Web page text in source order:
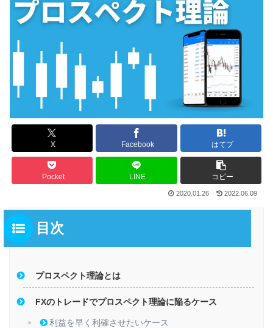
X Facebook はてブ
Pocket LINE コピー
2020.01.26 2022.06.09
目次
プロスペクト理論とは
FXのトレードでプロスペクト理論に陥るケース
利益を早く利確させたいケース